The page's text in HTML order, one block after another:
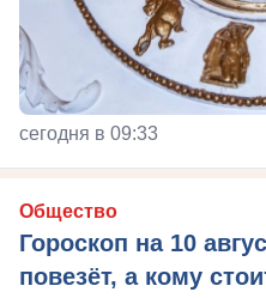
сегодня в 09:33
Общество
Гороскоп на 10
повезёт, а кому